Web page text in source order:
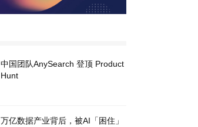
中国团队AnySearch 登顶 Product
Hunt
万亿数据产业背后，被AI「困住」